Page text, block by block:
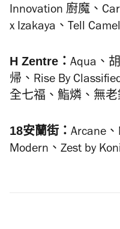
Innovation 廚魔、
x Izakaya、Tell
H Zentre： Aqua 、
帰、Rise By
全七福、鮨燐、無老
18安蘭街： Arcane
Modern、Zest by